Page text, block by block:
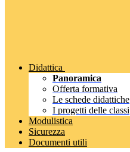
Didattica
Panoramica
Offerta formativa
Le schede didattiche
I progetti delle classi
Modulistica
Sicurezza
Documenti utili